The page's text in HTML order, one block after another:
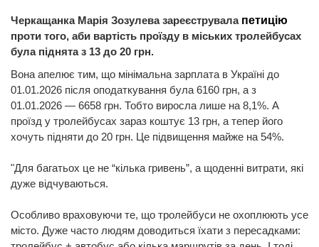
Черкащанка Марія Зозулева зареєструвала петицію
проти того, аби вартість проїзду в міських тролейбусах
була піднята з 13 до 20 грн.
Вона апелює тим, що мінімальна зарплата в Україні до
01.01.2026 після оподаткування була 6160 грн, а з
01.01.2026 — 6658 грн. Тобто виросла лише на 8,1%. А
проїзд у тролейбусах зараз коштує 13 грн, а тепер його
хочуть підняти до 20 грн. Це підвищення майже на 54%.
"Для багатьох це не “кілька гривень”, а щоденні витрати, які
дуже відчуваються.
Особливо враховуючи те, що тролейбуси не охоплюють усе
місто. Дуже часто людям доводиться їхати з пересадками: